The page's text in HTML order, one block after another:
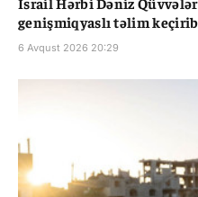
genişmiqyaslı təlim keçirib
6 Avqust 2026 20:29